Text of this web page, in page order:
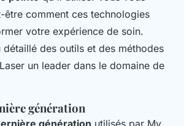
être comment ces technologies
votre expérience de soin.
des outils et des méthodes
un leader dans le domaine de
génération
génération utilisés par My